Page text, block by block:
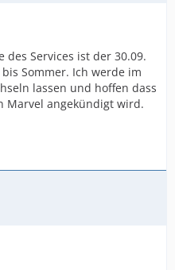
Services ist der 30.09.
Sommer. Ich werde im
lassen und hoffen dass
Marvel angekündigt wird.